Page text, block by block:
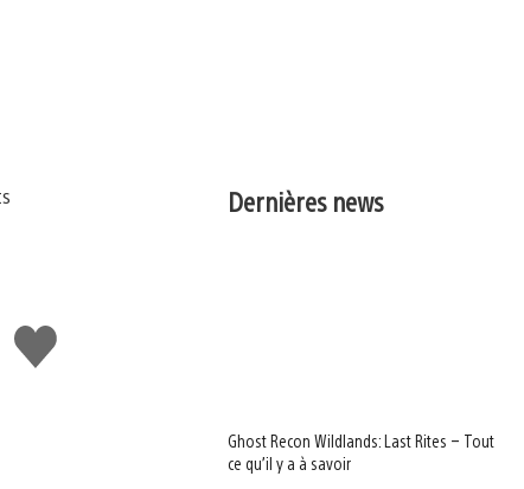
J'aime
Dernières news
Ghost Recon Wildlands: Last Rites – Tout
ce qu’il y a à savoir